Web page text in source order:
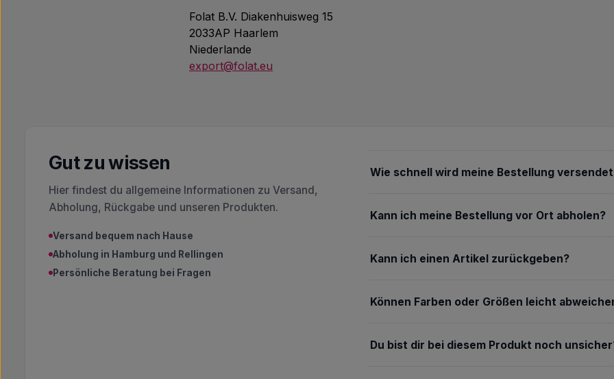
Folat B.V. Diakenhuisweg 15
2033AP Haarlem
Niederlande
export@folat.eu
Gut zu wissen
Hier findest du allgemeine Informationen zu Versand,
Abholung, Rückgabe und unseren Produkten.
Versand bequem nach Hause
Abholung in Hamburg und Rellingen
Persönliche Beratung bei Fragen
Wie schnell wird meine Bestellung
Kann ich meine Bestellung vor Ort abholen?
Kann ich einen Artikel zurückgeben?
Können Farben oder Größen leicht
Du bist dir bei diesem Produkt noch